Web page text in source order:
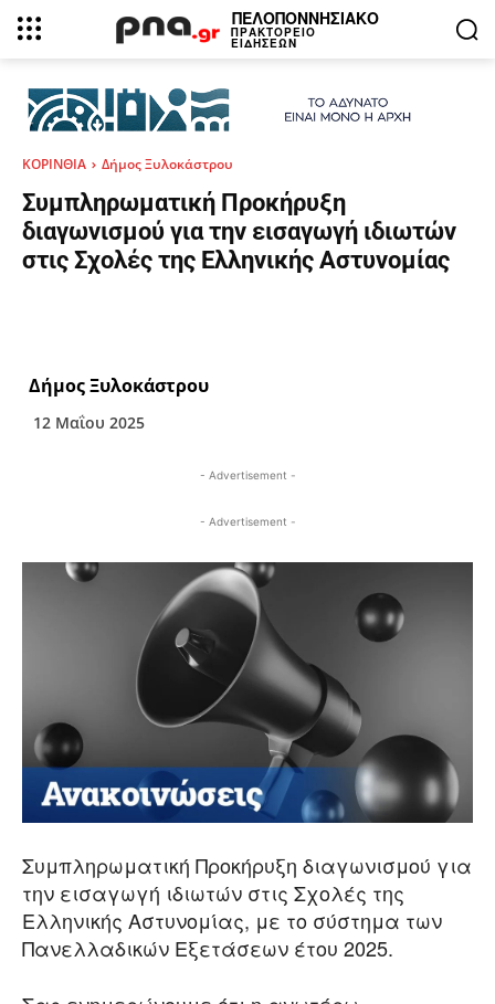
ΠΕΛΟΠΟΝΝΗΣΙΑΚΟ
ΠΡΑΚΤΟΡΕΙΟ
ΕΙΔΗΣΕΩΝ
ΚΟΡΙΝΘΙΑ Δήμος Ξυλοκάστρου
Συμπληρωματική Προκήρυξη
διαγωνισμού για την εισαγωγή ιδιωτών
στις Σχολές της Ελληνικής Αστυνομίας
Δήμος Ξυλοκάστρου
12 Μαΐου 2025
- Advertisement -
- Advertisement -
Συμπληρωματική Προκήρυξη διαγωνισμού για
την εισαγωγή ιδιωτών στις Σχολές της
Ελληνικής Αστυνομίας, με το σύστημα των
Πανελλαδικών Εξετάσεων έτου 2025.